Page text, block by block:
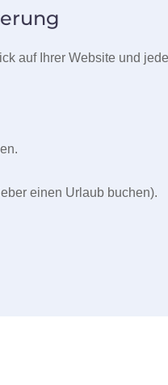
auf Ihrer Website und
einen Urlaub buchen).